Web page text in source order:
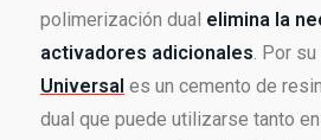
polimerización dual elimina la
activadores adicionales. Por su
Universal es un cemento de
dual que puede utilizarse tanto